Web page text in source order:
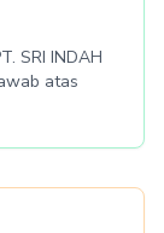
SRI INDAH
atas